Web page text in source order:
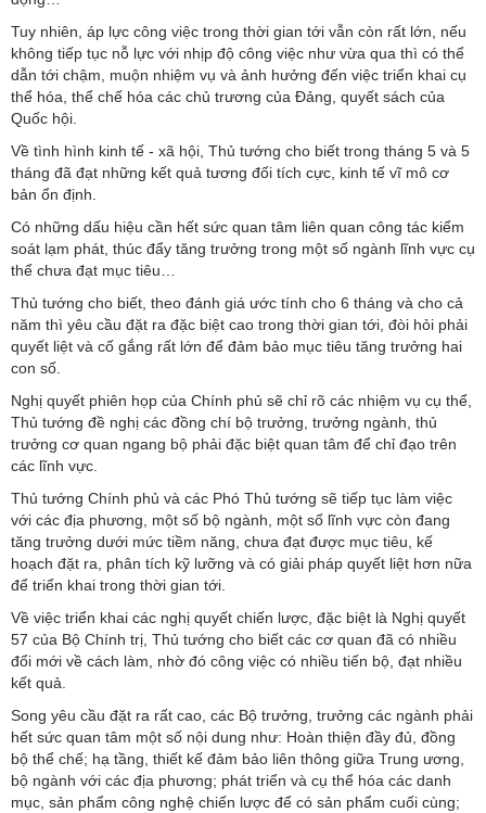
Tuy nhiên, áp lực công việc trong thời gian tới vẫn còn rất lớn, nếu
không tiếp tục nỗ lực với nhịp độ công việc như vừa qua thì có thể
dẫn tới chậm, muộn nhiệm vụ và ảnh hưởng đến việc triển khai cụ
thể hóa, thể chế hóa các chủ trương của Đảng, quyết sách của
Quốc hội.
Về tình hình kinh tế - xã hội, Thủ tướng cho biết trong tháng 5 và 5
tháng đã đạt những kết quả tương đối tích cực, kinh tế vĩ mô cơ
bản ổn định.
Có những dấu hiệu cần hết sức quan tâm liên quan công tác kiểm
soát lạm phát, thúc đẩy tăng trưởng trong một số ngành lĩnh vực cụ
thể chưa đạt mục tiêu…
Thủ tướng cho biết, theo đánh giá ước tính cho 6 tháng và cho cả
năm thì yêu cầu đặt ra đặc biệt cao trong thời gian tới, đòi hỏi phải
quyết liệt và cố gắng rất lớn để đảm bảo mục tiêu tăng trưởng hai
con số.
Nghị quyết phiên họp của Chính phủ sẽ chỉ rõ các nhiệm vụ cụ thể,
Thủ tướng đề nghị các đồng chí bộ trưởng, trưởng ngành, thủ
trưởng cơ quan ngang bộ phải đặc biệt quan tâm để chỉ đạo trên
các lĩnh vực.
Thủ tướng Chính phủ và các Phó Thủ tướng sẽ tiếp tục làm việc
với các địa phương, một số bộ ngành, một số lĩnh vực còn đang
tăng trưởng dưới mức tiềm năng, chưa đạt được mục tiêu, kế
hoạch đặt ra, phân tích kỹ lưỡng và có giải pháp quyết liệt hơn nữa
để triển khai trong thời gian tới.
Về việc triển khai các nghị quyết chiến lược, đặc biệt là Nghị quyết
57 của Bộ Chính trị, Thủ tướng cho biết các cơ quan đã có nhiều
đổi mới về cách làm, nhờ đó công việc có nhiều tiến bộ, đạt nhiều
kết quả.
Song yêu cầu đặt ra rất cao, các Bộ trưởng, trưởng các ngành phải
hết sức quan tâm một số nội dung như: Hoàn thiện đầy đủ, đồng
bộ thể chế; hạ tầng, thiết kế đảm bảo liên thông giữa Trung ương,
bộ ngành với các địa phương; phát triển và cụ thể hóa các danh
mục, sản phẩm công nghệ chiến lược để có sản phẩm cuối cùng;